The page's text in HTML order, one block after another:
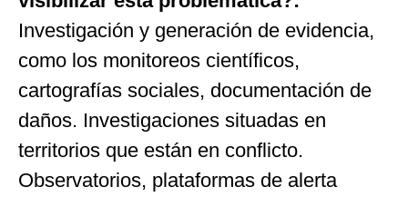
Investigación y generación de evidencia,
como los monitoreos científicos,
cartografías sociales, documentación de
daños. Investigaciones situadas en
territorios que están en conflicto.
Observatorios, plataformas de alerta